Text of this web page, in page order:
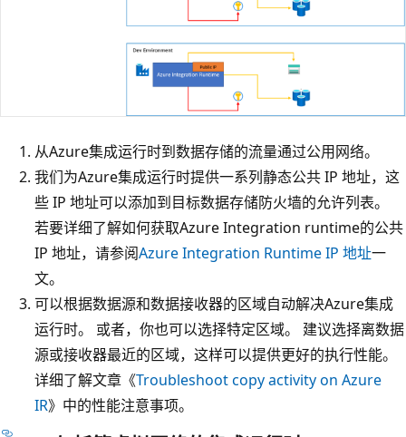
从Azure集成运行时到数据存储的流量通过公用网络。
我们为Azure集成运行时提供一系列静态公共 IP 地址，这
些 IP 地址可以添加到目标数据存储防火墙的允许列表。
若要详细了解如何获取Azure Integration runtime的公共
IP 地址，请参阅Azure Integration Runtime IP 地址一
文。
可以根据数据源和数据接收器的区域自动解决Azure集成
运行时。 或者，你也可以选择特定区域。 建议选择离数据
源或接收器最近的区域，这样可以提供更好的执行性能。
详细了解文章《Troubleshoot copy activity on Azure
IR》中的性能注意事项。